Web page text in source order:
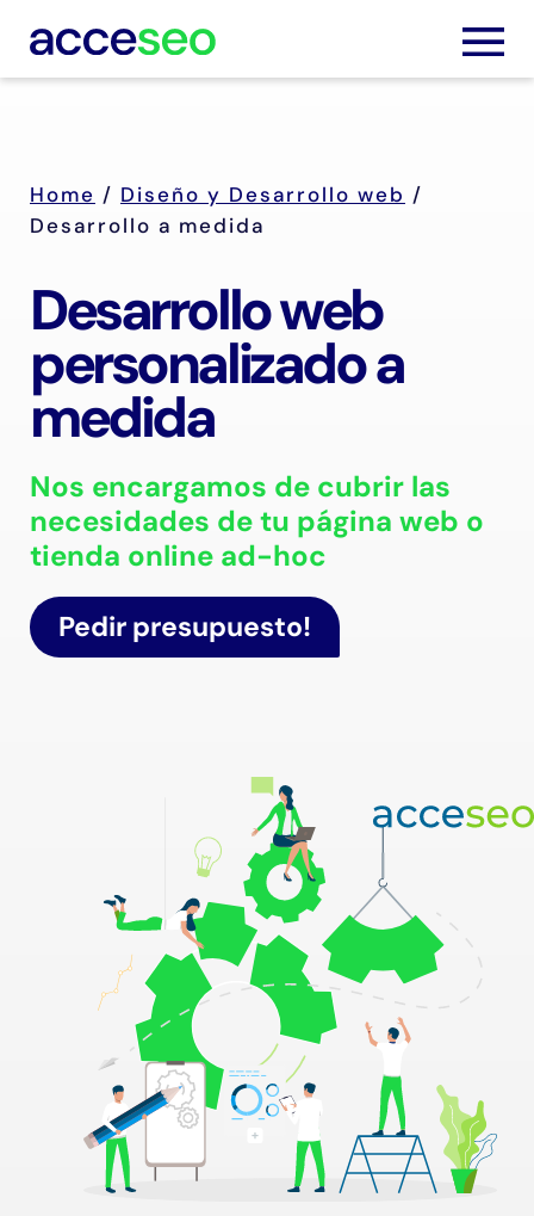
Home / Diseño y Desarrollo web /
Desarrollo a medida
Desarrollo web
personalizado a
medida
Nos encargamos de cubrir las
necesidades de tu página web o
tienda online ad-hoc
Pedir presupuesto!